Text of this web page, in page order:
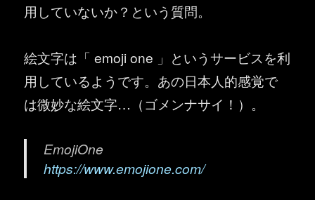
用していないか？という質問。
絵文字は「 emoji one 」というサービスを利
用しているようです。あの日本人的感覚で
は微妙な絵文字…（ゴメンナサイ！）。
EmojiOne
https://www.emojione.com/